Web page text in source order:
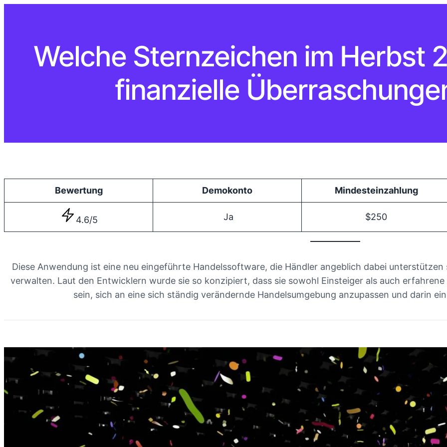
Welche Sternzeichen im Herbst
finanzielle
Bewertung Demokonto Mindest­einzahlung
4.6/5 Ja $250
Diese Anwendung ist eine neu eingeführte Handelssoftware, die Händler angeblich dabei
verwalten. Laut den Entwicklern wurde sie so konzipiert, dass sie sowohl Einsteiger als auch
sein, sich an eine sich ständig verändernde Handelsumgebung anzupassen und darin